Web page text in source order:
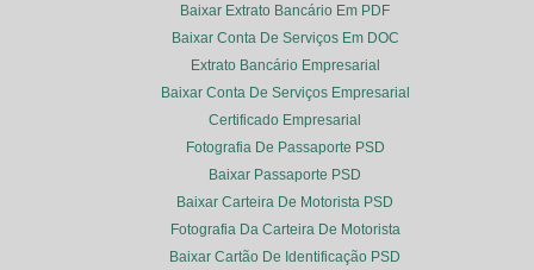
Baixar Extrato Bancário Em PDF
Baixar Conta De Serviços Em DOC
Extrato Bancário Empresarial
Baixar Conta De Serviços Empresarial
Certificado Empresarial
Fotografia De Passaporte PSD
Baixar Passaporte PSD
Baixar Carteira De Motorista PSD
Fotografia Da Carteira De Motorista
Baixar Cartão De Identificação PSD